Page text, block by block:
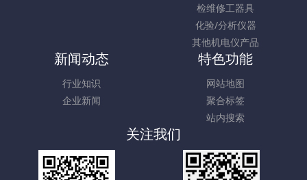
检维修工器具
化验/分析仪器
其他机电仪产品
新闻动态
行业知识
企业新闻
特色功能
网站地图
聚合标签
站内搜索
关注我们